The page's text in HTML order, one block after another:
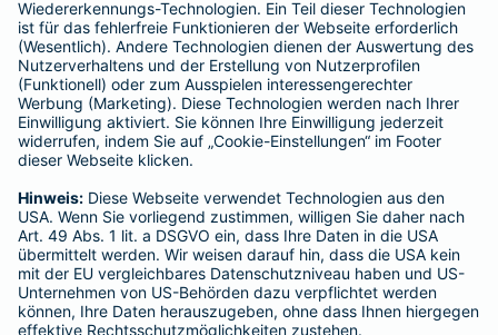
BELIEBTE SEITEN
Kranken-Zusatzversicherung
Tierversicherungen
Haftpflichtversicherung
Hausratversicherung
Adresse ändern
Schaden melden
Kilometerstandsmeldung
Serviceübersicht